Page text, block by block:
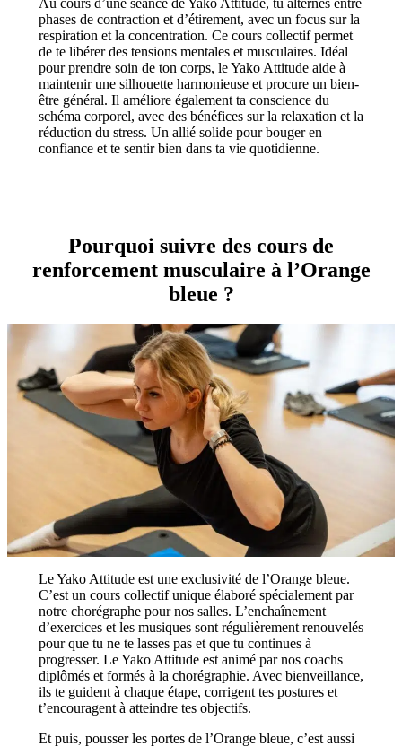
phases de contraction et d’étirement, avec un focus sur la
respiration et la concentration. Ce cours collectif permet
de te libérer des tensions mentales et musculaires. Idéal
pour prendre soin de ton corps, le Yako Attitude aide à
maintenir une silhouette harmonieuse et procure un bien-
être général. Il améliore également ta conscience du
schéma corporel, avec des bénéfices sur la relaxation et la
réduction du stress. Un allié solide pour bouger en
confiance et te sentir bien dans ta vie quotidienne.
Pourquoi suivre des cours de
renforcement musculaire à l’Orange
bleue ?
Le Yako Attitude est une exclusivité de l’Orange bleue.
C’est un cours collectif unique élaboré spécialement par
notre chorégraphe pour nos salles. L’enchaînement
d’exercices et les musiques sont régulièrement renouvelés
pour que tu ne te lasses pas et que tu continues à
progresser. Le Yako Attitude est animé par nos coachs
diplômés et formés à la chorégraphie. Avec bienveillance,
ils te guident à chaque étape, corrigent tes postures et
t’encouragent à atteindre tes objectifs.
Et puis, pousser les portes de l’Orange bleue, c’est aussi